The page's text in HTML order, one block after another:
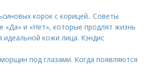
корок с корицей.. Советы
«Да» и «Нет», которые продлят жизнь
идеальной кожи лица. Кэндис
под глазами. Когда появляются